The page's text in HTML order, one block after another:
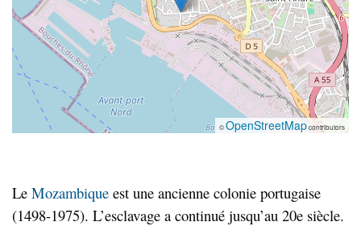
©OpenStreetMapcontributors
Le Mozambique est une ancienne colonie portugaise
(1498-1975). L’esclavage a continué jusqu’au 20e siècle.